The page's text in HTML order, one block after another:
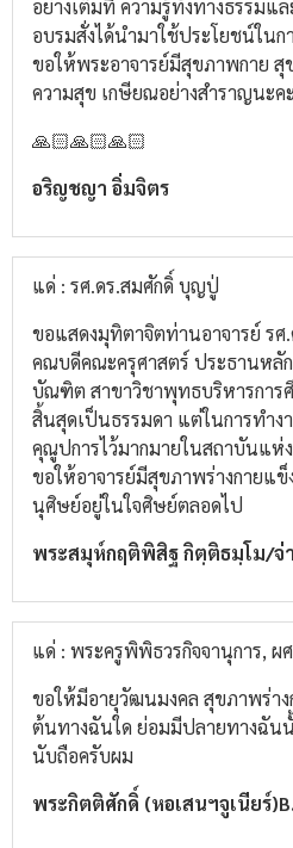
อย่างเต็มที่ ความรู้ทั้งทางธรรมแ
อบรมสั่งได้นำมาใช้ประโยชน์ในก
ขอให้พระอาจารย์มีสุขภาพกาย
ความสุข เกษียณอย่างสำราญนะคะ
🙏🏻🙏🏻🙏🏻
อริญชญา อิ่มจิตร
แด่ : รศ.ดร.สมศักดิ์ บุญปู่
ขอแสดงมุทิตา​จิต​ท่านอาจารย์​ ร
คณบดี​คณะครุศาสตร์​ ประธานหลั
บัณฑิต​ สาขา​วิชา​พุทธ​บริหาร​การ
สิ้นสุดเป็นธรรมดา​ แต่ในการทำง
คุณูปการ​ไว้มากมายในสถาบันแห่
ขอให้อาจารย์​มีสุขภาพ​ร่างกาย​แ
นุ​ศิษย์​อยู่ในใจศิษย์​ตลอดไป
พระ​สมุห์​กฤติ​พิสิฐ​ กิต​ฺ​ติ​ธม​ฺ​โม​/จ่
แด่ : พระครูพิพิธวรกิจจานุการ, ผ
ขอให้มีอายุวัฒนมงคล​ สุขภาพ​ร่า
ต้นทางฉันใด​ ย่อมมีปลายทางฉัน
นับถือ​ครับผม
พระกิตติ​ศักดิ์​ (หอเสนฯจูเนียร์